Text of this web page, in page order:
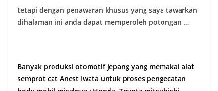
tetapi dengan penawaran khusus yang saya tawarkan
dihalaman ini anda dapat memperoleh potongan …
Banyak produksi otomotif jepang yang memakai alat
semprot cat Anest Iwata untuk proses pengecatan